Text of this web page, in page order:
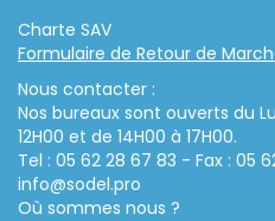
Charte SAV
Formulaire de Retour de
Nous contacter :
Nos bureaux sont ouverts du
12H00 et de 14H00 à 17H00.
Tel : 05 62 28 67 83 - Fax : 05
info@sodel.pro
Où sommes nous ?